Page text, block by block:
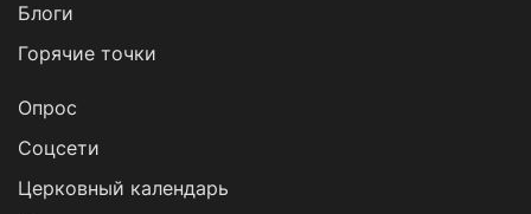
Блоги
Горячие точки
Опрос
Cоцсети
Церковный календарь